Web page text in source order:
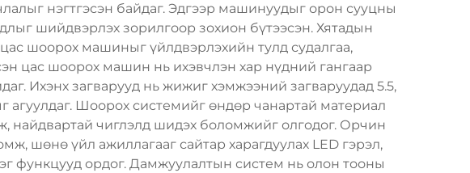
нэгтгэсэн байдаг. Эдгээр машинуудыг орон сууцны
шийдвэрлэх зорилгоор зохион бүтээсэн. Хятадын
шоорох машиныг үйлдвэрлэхийн тулд судалгаа,
цас шоорох машин нь ихэвчлэн хар нүдний гангаар
Ихэнх загварууд нь жижиг хэмжээний загваруудад 5.5,
агуулдаг. Шоорох системийг өндөр чанартай материал
найдвартай чиглэлд шидэх боломжийг олгодог. Орчин
шөнө үйл ажиллагааг сайтар харагдуулах LED гэрэл,
функцууд ордог. Дамжуулалтын систем нь олон тооны